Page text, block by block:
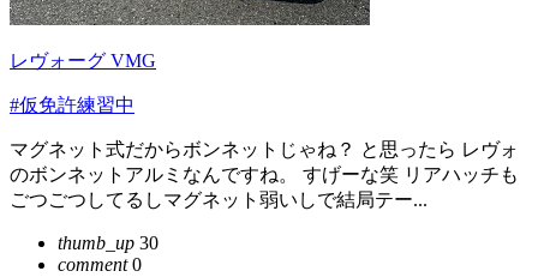
レヴォーグ VMG
#仮免許練習中
マグネット式だからボンネットじゃね？ と思ったら レヴォ
のボンネットアルミなんですね。 すげーな笑 リアハッチも
ごつごつしてるしマグネット弱いしで結局テー...
thumb_up 30
comment0